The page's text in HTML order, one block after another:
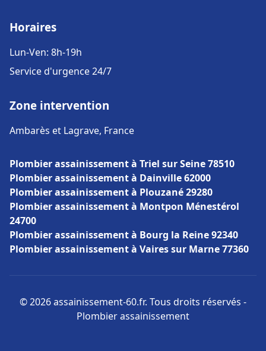
Horaires
Lun-Ven: 8h-19h
Service d'urgence 24/7
Zone intervention
Ambarès et Lagrave, France
Plombier assainissement à Triel sur Seine 78510
Plombier assainissement à Dainville 62000
Plombier assainissement à Plouzané 29280
Plombier assainissement à Montpon Ménestérol
24700
Plombier assainissement à Bourg la Reine 92340
Plombier assainissement à Vaires sur Marne 77360
© 2026 assainissement-60.fr. Tous droits réservés -
Plombier assainissement